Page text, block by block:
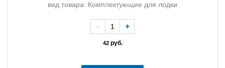
вид товара: Комплектующие для лодки
42руб.
- +